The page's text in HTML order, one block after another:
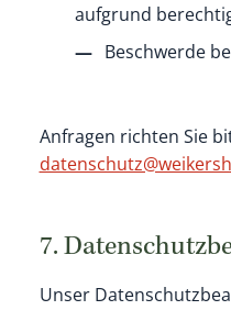
aufgrund
Beschwerde
Anfragen richten Sie
7.
Unser